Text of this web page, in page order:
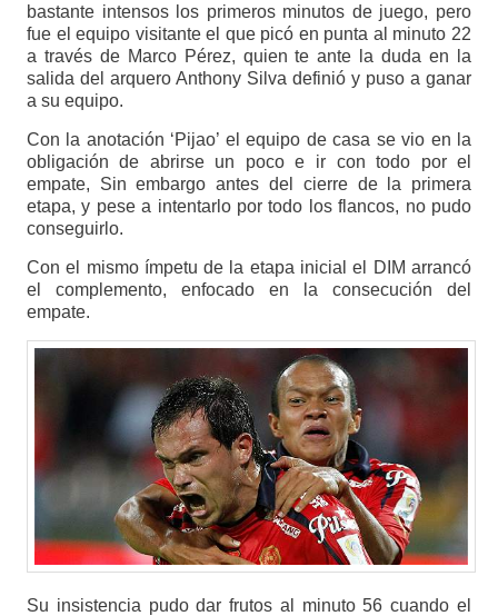
bastante intensos los primeros minutos de juego, pero
fue el equipo visitante el que picó en punta al minuto 22
a través de Marco Pérez, quien te ante la duda en la
salida del arquero Anthony Silva definió y puso a ganar
a su equipo.
Con la anotación ‘Pijao’ el equipo de casa se vio en la
obligación de abrirse un poco e ir con todo por el
empate, Sin embargo antes del cierre de la primera
etapa, y pese a intentarlo por todo los flancos, no pudo
conseguirlo.
Con el mismo ímpetu de la etapa inicial el DIM arrancó
el complemento, enfocado en la consecución del
empate.
Su insistencia pudo dar frutos al minuto 56 cuando el